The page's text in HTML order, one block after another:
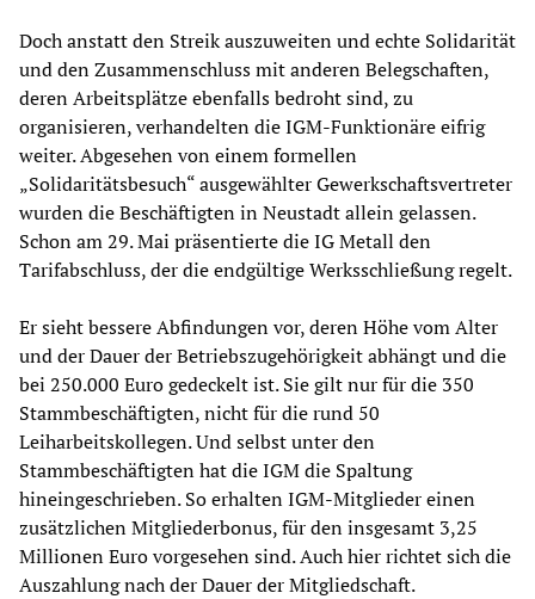
Doch anstatt den Streik auszuweiten und echte Solidarität
und den Zusammenschluss mit anderen Belegschaften,
deren Arbeitsplätze ebenfalls bedroht sind, zu
organisieren, verhandelten die IGM-Funktionäre eifrig
weiter. Abgesehen von einem formellen
„Solidaritätsbesuch“ ausgewählter Gewerkschaftsvertreter
wurden die Beschäftigten in Neustadt allein gelassen.
Schon am 29. Mai präsentierte die IG Metall den
Tarifabschluss, der die endgültige Werksschließung regelt.
Er sieht bessere Abfindungen vor, deren Höhe vom Alter
und der Dauer der Betriebszugehörigkeit abhängt und die
bei 250.000 Euro gedeckelt ist. Sie gilt nur für die 350
Stammbeschäftigten, nicht für die rund 50
Leiharbeitskollegen. Und selbst unter den
Stammbeschäftigten hat die IGM die Spaltung
hineingeschrieben. So erhalten IGM-Mitglieder einen
zusätzlichen Mitgliederbonus, für den insgesamt 3,25
Millionen Euro vorgesehen sind. Auch hier richtet sich die
Auszahlung nach der Dauer der Mitgliedschaft.